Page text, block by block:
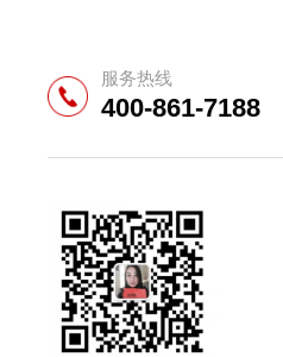
服务热线
400-861-7188